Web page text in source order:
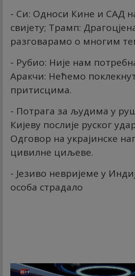
- Си: Односи Кине и САД
свијету; Трамп:
разговарамо о многим
- Рубио: Није нам
Аракчи: Нећемо
притисцима.
- Потрага за људима у
Кијеву послије руског
Одговор на украјинске
цивилне циљеве.
- Језиво невријеме у
особа страдало